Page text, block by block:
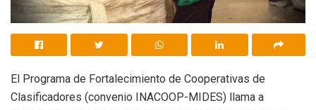
El Programa de Fortalecimiento de Cooperativas de
Clasificadores (convenio INACOOP-MIDES) llama a